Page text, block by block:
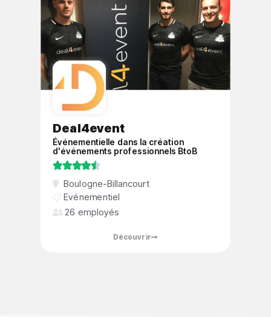
Deal4event
Événementielle dans la création
d'événements professionnels BtoB

Boulogne-Billancourt
Evénementiel
26 employés
Découvrir